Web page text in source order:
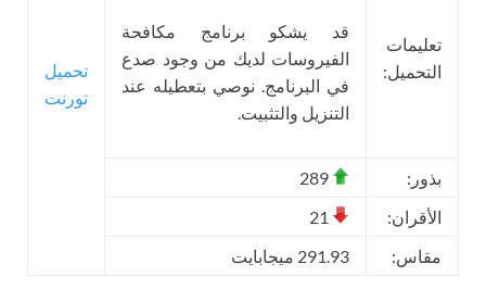
تحميل
تورنت
تعليمات
التحميل:
قد يشكو برنامج مكافحة
الفيروسات لديك من وجود صدع
في البرنامج. نوصي بتعطيله عند
التنزيل والتثبيت.
بذور:
الأقران:
مقاس:
291.93 ميجابايت